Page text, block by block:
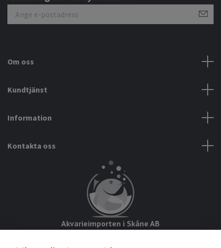
Om oss
Kundtjänst
Information
Kontakta oss
Akvarieimporten i Skåne AB